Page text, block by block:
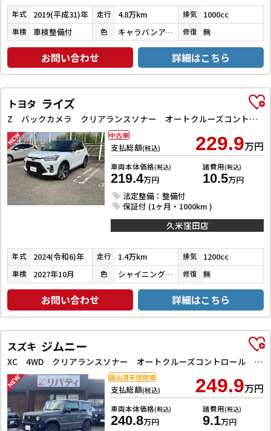
年式 2019(平成31)年 走行 4.8万km 排気 1000cc
車検 車検整備付 色 キャラバンアイボリーパールメタリック／ピュアホワイトパール 修復 無
お問い合わせ 詳細はこちら
トヨタ ライズ
Z バックカメラ クリアランスソナー オートクルーズコントロール レーンアシスト 衝突被害軽減システム TV LEDヘッドランプ アルミホイール スマートキー アイドリングストップ 電動格納ミラー
支払総額(税込) 229.9万円
車両本体価格(税込)
219.4万円
諸費用(税込)
10.5万円
法定整備：整備付
保証付 (1ヶ月・1000km )
中古車
久米窪田店
年式 2024(令和6)年 走行 1.4万km 排気 1200cc
車検 2027年10月 色 シャイニングホワイトパール／ブラックマイカメタリック 修復 無
お問い合わせ 詳細はこちら
スズキ ジムニー
XC 4WD クリアランスソナー オートクルーズコントロール レーンアシスト 衝突被害軽減システム オートライト ヘッドライトウォッシャー スマートキー アイドリングストップ 電動格納ミラー シートヒーター
支払総額(税込) 249.9万円
車両本体価格(税込)
240.8万円
諸費用(税込)
9.1万円
届出済未使用車